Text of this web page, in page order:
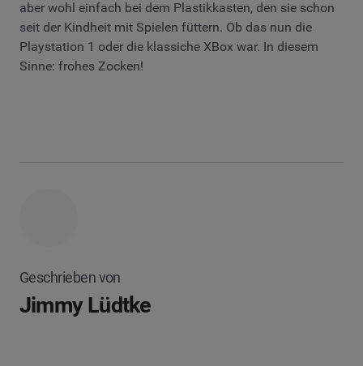
aber wohl einfach bei dem Plastikkasten, den sie schon
seit der Kindheit mit Spielen füttern. Ob das nun die
Playstation 1 oder die klassiche XBox war. In diesem
Sinne: frohes Zocken!
Geschrieben von
Jimmy Lüdtke